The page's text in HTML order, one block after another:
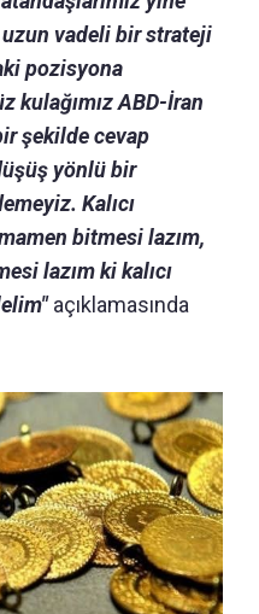
vadeli bir strateji
pozisyona
kulağımız ABD-İran
şekilde cevap
yönlü bir
Kalıcı
bitmesi lazım,
lazım ki kalıcı
açıklamasında